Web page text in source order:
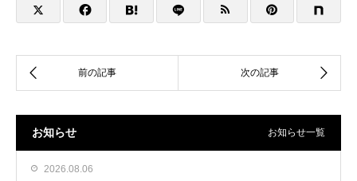
お知らせ お知らせ一覧
2026.08.06